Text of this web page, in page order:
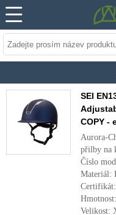
SEI
COPY -
Aurora-
přilby na
Číslo
Materiál:
Velikost: